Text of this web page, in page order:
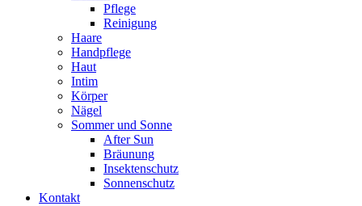
Pflege
Reinigung
Haare
Handpflege
Haut
Intim
Körper
Nägel
Sommer und Sonne
After Sun
Bräunung
Insektenschutz
Sonnenschutz
Kontakt